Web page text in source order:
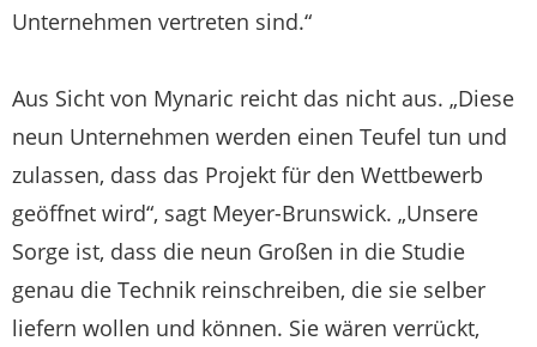
Unternehmen vertreten sind.“
Aus Sicht von Mynaric reicht das nicht aus. „Diese
neun Unternehmen werden einen Teufel tun und
zulassen, dass das Projekt für den Wettbewerb
geöffnet wird“, sagt Meyer-Brunswick. „Unsere
Sorge ist, dass die neun Großen in die Studie
genau die Technik reinschreiben, die sie selber
liefern wollen und können. Sie wären verrückt,